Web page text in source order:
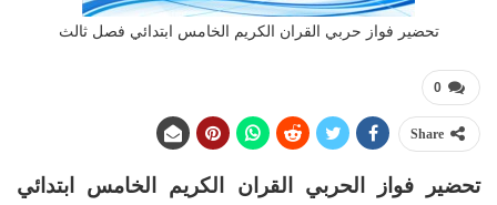
تحضير فواز حربي القران الكريم الخامس ابتدائي فصل ثالث
0
Share
تحضير فواز الحربي القران الكريم الخامس ابتدائي